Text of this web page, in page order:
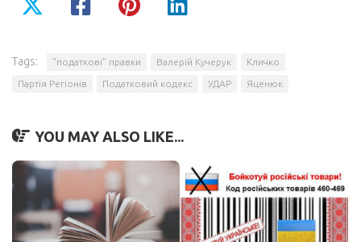
Tags: "податкові" правки Валерій Кучерук Кличко
Партія Регіонів Податковий кодекс УДАР Яценюк
YOU MAY ALSO LIKE...